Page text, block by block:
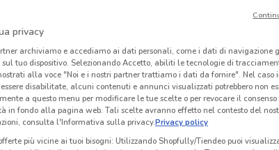
Matt a Spoleto
privacy
archiviamo e accediamo ai dati personali, come i dati di navigazione
tuo dispositivo. Selezionando Accetto, abiliti le tecnologie di
alla voce "Noi e i nostri partner trattiamo i dati da fornire". Nel caso
disabilitate, alcuni contenuti e annunci visualizzati potrebbero non
a questo menu per modificare le tue scelte o per revocare il
in fondo alla pagina web. Tali scelte avranno effetto nel contesto del
consulta l'Informativa sulla privacy.Privacy policy
più vicine ai tuoi bisogni: Utilizzando Shopfully/Tiendeo puoi